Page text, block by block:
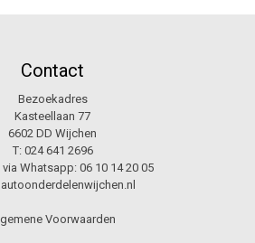
Contact
Bezoekadres
Kasteellaan 77
6602 DD Wijchen
T: 024 641 2696
via Whatsapp: 06 10 14 20 05
Voorwaarden